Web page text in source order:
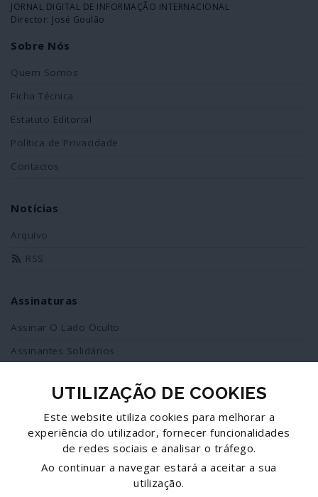
JORNAL DIGITAL DE INFORMAÇÃO INTERNACIONAL
Director: José Goulão
Sobre Nós
Quem Somos
Ficha Técnica
Estatuto Editorial
Política de Privacidade
Contactos
Notícias
Arquivo
RSS
Assinaturas
Assinar O Lado Oculto
Assinantes Solidários
Redes Sociais
Siga-nos no facebook
UTILIZAÇÃO DE COOKIES
Este website utiliza cookies para melhorar a
experiência do utilizador, fornecer funcionalidades
de redes sociais e analisar o tráfego.
Ao continuar a navegar estará a aceitar a sua
utilização.